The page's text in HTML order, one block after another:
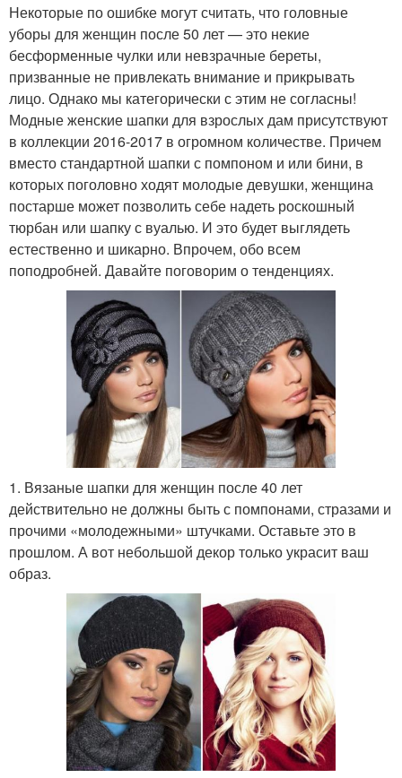
Некоторые по ошибке могут считать, что головные
уборы для женщин после 50 лет — это некие
бесформенные чулки или невзрачные береты,
призванные не привлекать внимание и прикрывать
лицо. Однако мы категорически с этим не согласны!
Модные женские шапки для взрослых дам присутствуют
в коллекции 2016-2017 в огромном количестве. Причем
вместо стандартной шапки с помпоном и или бини, в
которых поголовно ходят молодые девушки, женщина
постарше может позволить себе надеть роскошный
тюрбан или шапку с вуалью. И это будет выглядеть
естественно и шикарно. Впрочем, обо всем
поподробней. Давайте поговорим о тенденциях.
1. Вязаные шапки для женщин после 40 лет
действительно не должны быть с помпонами, стразами и
прочими «молодежными» штучками. Оставьте это в
прошлом. А вот небольшой декор только украсит ваш
образ.